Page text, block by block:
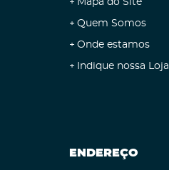
Mapa do Site
Quem Somos
Onde estamos
Indique nossa Loja
ENDEREÇO